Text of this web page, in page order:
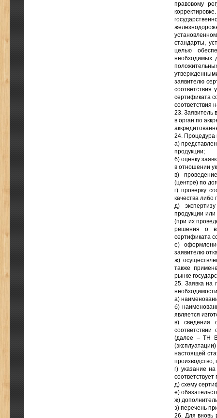
правовому
стандарты,
целью
необходимых
заявителю
соответствия
сертификата
соответствия
23. Заявитель
в орган по
24. Процедура
а)
продукции;
б) оценку
в отношении
в)
(центре) по
г) проверку
качества либо
д)
продукции
(при их
решения о
сертификата
е)
заявителю
ж)
также
рынке
25. Заявка на
а)
б)
является
в) сведения
(далее – ТН
настоящей
производство,
г) указание
д) схему
е)
ж)
з) перечень
26. Для вновь